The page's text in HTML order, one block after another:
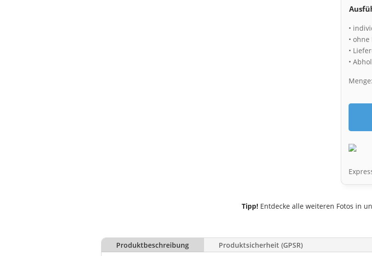
•
•
•
•
Tipp!Entdecke alle weiteren Fotos in
Produktbeschreibung Produktsicherheit (GPSR)